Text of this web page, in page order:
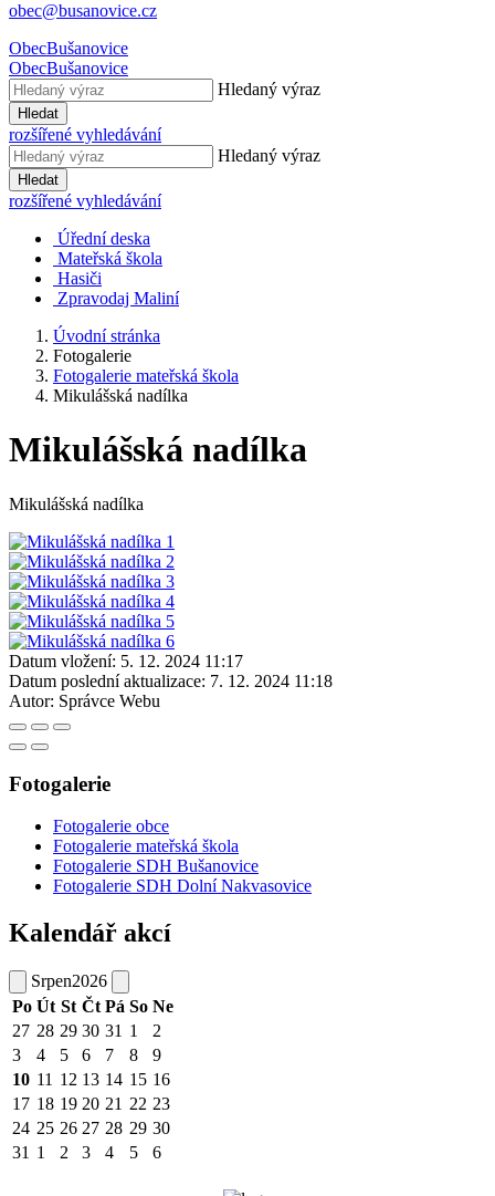
obec@busanovice.cz
ObecBušanovice
ObecBušanovice
Hledaný výraz
Hledat
rozšířené vyhledávání
Hledaný výraz
Hledat
rozšířené vyhledávání
Úřední deska
Mateřská škola
Hasiči
Zpravodaj Maliní
Úvodní stránka
Fotogalerie
Fotogalerie mateřská škola
Mikulášská nadílka
Mikulášská nadílka
Mikulášská nadílka
Datum vložení: 5. 12. 2024 11:17
Datum poslední aktualizace: 7. 12. 2024 11:18
Autor: Správce Webu
Fotogalerie
Fotogalerie obce
Fotogalerie mateřská škola
Fotogalerie SDH Bušanovice
Fotogalerie SDH Dolní Nakvasovice
Kalendář akcí
Srpen2026
Po Út St Čt Pá So Ne
27 28 29 30 31 1
2
3
4 5 6 7 8
9
10 11 12 13 14 15 16
17 18 19 20 21 22 23
24 25 26 27 28 29 30
31 1 2 3 4 5 6